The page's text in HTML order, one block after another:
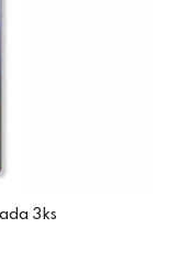
3ks